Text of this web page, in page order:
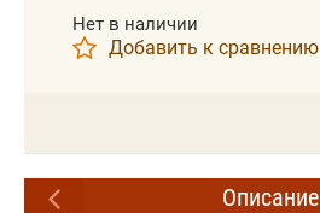
Нет в наличии
Добавить к сравнению
Описание